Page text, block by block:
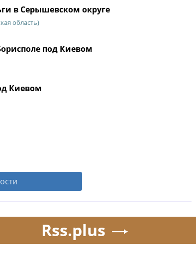
в Серышевском округе
область)
под Киевом
Киевом
Rss.plus